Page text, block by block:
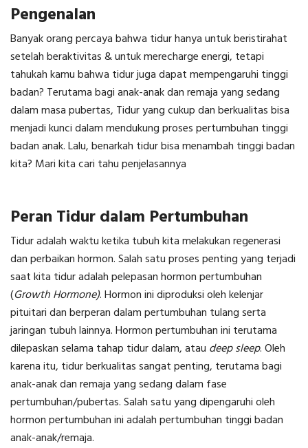
Pengenalan
Banyak orang percaya bahwa tidur hanya untuk beristirahat
setelah beraktivitas & untuk merecharge energi, tetapi
tahukah kamu bahwa tidur juga dapat mempengaruhi tinggi
badan? Terutama bagi anak-anak dan remaja yang sedang
dalam masa pubertas, Tidur yang cukup dan berkualitas bisa
menjadi kunci dalam mendukung proses pertumbuhan tinggi
badan anak. Lalu, benarkah tidur bisa menambah tinggi badan
kita? Mari kita cari tahu penjelasannya
Peran Tidur dalam Pertumbuhan
Tidur adalah waktu ketika tubuh kita melakukan regenerasi
dan perbaikan hormon. Salah satu proses penting yang terjadi
saat kita tidur adalah pelepasan hormon pertumbuhan
(Growth Hormone). Hormon ini diproduksi oleh kelenjar
pituitari dan berperan dalam pertumbuhan tulang serta
jaringan tubuh lainnya. Hormon pertumbuhan ini terutama
dilepaskan selama tahap tidur dalam, atau deep sleep. Oleh
karena itu, tidur berkualitas sangat penting, terutama bagi
anak-anak dan remaja yang sedang dalam fase
pertumbuhan/pubertas. Salah satu yang dipengaruhi oleh
hormon pertumbuhan ini adalah pertumbuhan tinggi badan
anak-anak/remaja.